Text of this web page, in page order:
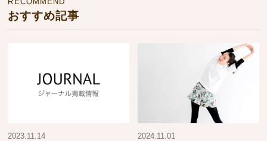
おすすめ記事
2023.11.14 2024.11.01